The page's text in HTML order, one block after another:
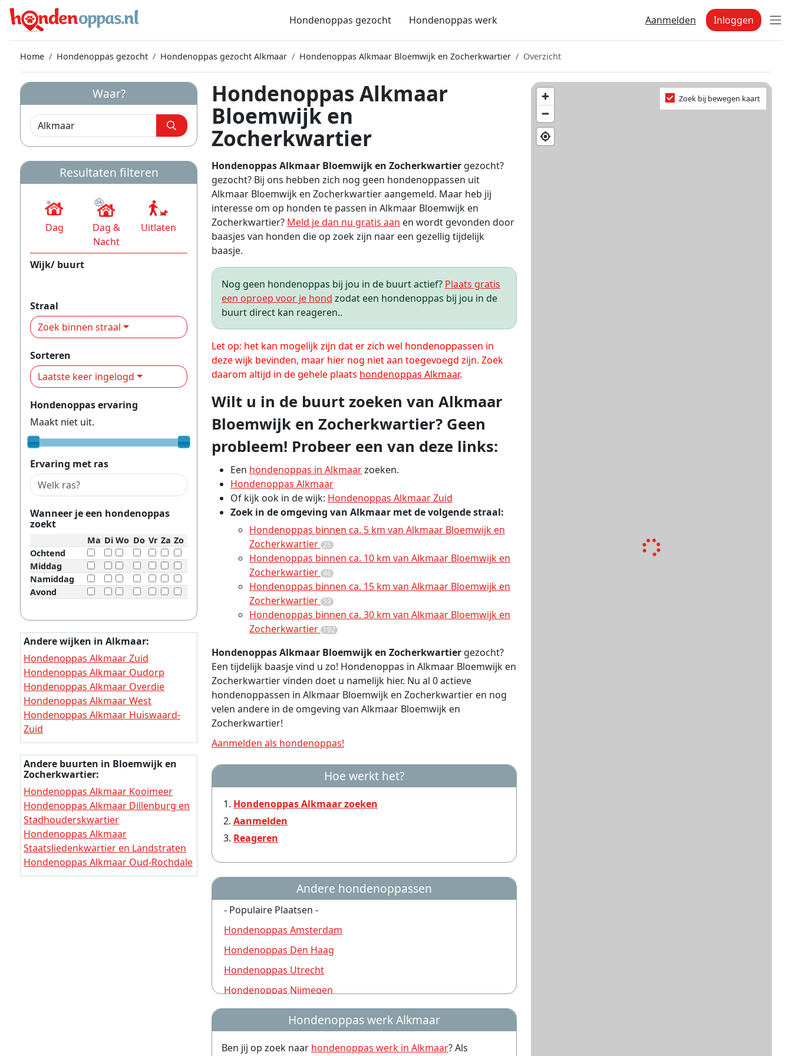
Hondenoppas gezocht Hondenoppas werk Aanmelden Inloggen
Home Hondenoppas gezocht Hondenoppas gezocht Alkmaar Hondenoppas Alkmaar Bloemwijk en Zocherkwartier Overzicht
Hondenoppas Alkmaar
Bloemwijk en
Zocherkwartier
Hondenoppas Alkmaar Bloemwijk en Zocherkwartier gezocht?
gezocht? Bij ons hebben zich nog geen hondenoppassen uit
Alkmaar Bloemwijk en Zocherkwartier aangemeld. Maar heb jij
interesse om op honden te passen in Alkmaar Bloemwijk en
Zocherkwartier? Meld je dan nu gratis aan en wordt gevonden door
baasjes van honden die op zoek zijn naar een gezellig tijdelijk
baasje.
Nog geen hondenoppas bij jou in de buurt actief? Plaats gratis
een oproep voor je hond zodat een hondenoppas bij jou in de
buurt direct kan reageren..
Let op: het kan mogelijk zijn dat er zich wel hondenoppassen in
deze wijk bevinden, maar hier nog niet aan toegevoegd zijn. Zoek
daarom altijd in de gehele plaats hondenoppas Alkmaar.
Wilt u in de buurt zoeken van Alkmaar
Bloemwijk en Zocherkwartier? Geen
probleem! Probeer een van deze links:
Een hondenoppas in Alkmaarzoeken.
Hondenoppas Alkmaar
Of kijk ook in de wijk: Hondenoppas Alkmaar Zuid
Zoek in de omgeving van Alkmaar met de volgende straal:
Hondenoppas binnen ca. 5 km van Alkmaar Bloemwijk en
Zocherkwartier 25
Hondenoppas binnen ca. 10 km van Alkmaar Bloemwijk en
Zocherkwartier 46
Hondenoppas binnen ca. 15 km van Alkmaar Bloemwijk en
Zocherkwartier 59
Hondenoppas binnen ca. 30 km van Alkmaar Bloemwijk en
Zocherkwartier 192
Hondenoppas Alkmaar Bloemwijk en Zocherkwartier gezocht?
Een tijdelijk baasje vind u zo! Hondenoppas in Alkmaar Bloemwijk en
Zocherkwartier vinden doet u namelijk hier. Nu al 0 actieve
hondenoppassen in Alkmaar Bloemwijk en Zocherkwartier en nog
velen andere in de omgeving van Alkmaar Bloemwijk en
Zocherkwartier!
Aanmelden als hondenoppas!
Hoe werkt het?
Hondenoppas Alkmaar zoeken
Aanmelden
Reageren
Andere hondenoppassen
- Populaire Plaatsen -
Hondenoppas Amsterdam
Hondenoppas Den Haag
Hondenoppas Utrecht
Hondenoppas Nijmegen
Hondenoppas Rotterdam
Hondenoppas Groningen
Hondenoppas Almere
Hondenoppas werk Alkmaar
Ben jij op zoek naar hondenoppas werk in Alkmaar? Als
Zoek bij bewegen kaart
Waar?
Resultaten filteren
Dag
Dag &
Nacht
Uitlaten
Wijk/ buurt
Straal
Zoek binnen straal
Sorteren
Laatste keer ingelogd
Hondenoppas ervaring
Maakt niet uit.
Ervaring met ras
Wanneer je een hondenoppas
zoekt
Ma Di Wo Do Vr Za Zo
Ochtend
Middag
Namiddag
Avond
Andere wijken in Alkmaar:
Hondenoppas Alkmaar Zuid
Hondenoppas Alkmaar Oudorp
Hondenoppas Alkmaar Overdie
Hondenoppas Alkmaar West
Hondenoppas Alkmaar Huiswaard-
Zuid
Hondenoppas Alkmaar Huiswaard-
Noord
Hondenoppas Alkmaar Daalmeer en
Koedijk
Hondenoppas Alkmaar Binnenstad
Andere buurten in Bloemwijk en
Zocherkwartier:
Hondenoppas Alkmaar Kooimeer
Hondenoppas Alkmaar Dillenburg en
Stadhouderskwartier
Hondenoppas Alkmaar
Staatsliedenkwartier en Landstraten
Hondenoppas Alkmaar Oud-Rochdale
Hondenoppas Alkmaar